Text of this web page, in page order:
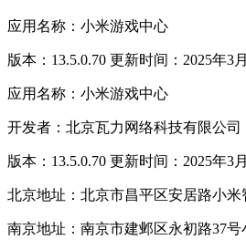
应用名称：小米游戏中心
版本：13.5.0.70 更新时间：2025年3
应用名称：小米游戏中心
开发者：北京瓦力网络科技有限公司
版本：13.5.0.70 更新时间：2025年3
北京地址：北京市昌平区安居路小米
南京地址：南京市建邺区永初路37号